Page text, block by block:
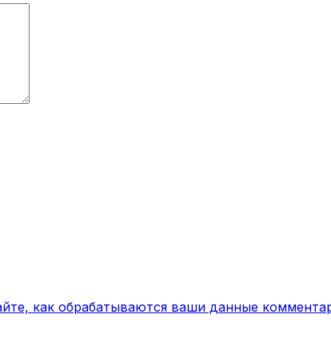
как обрабатываются ваши данные